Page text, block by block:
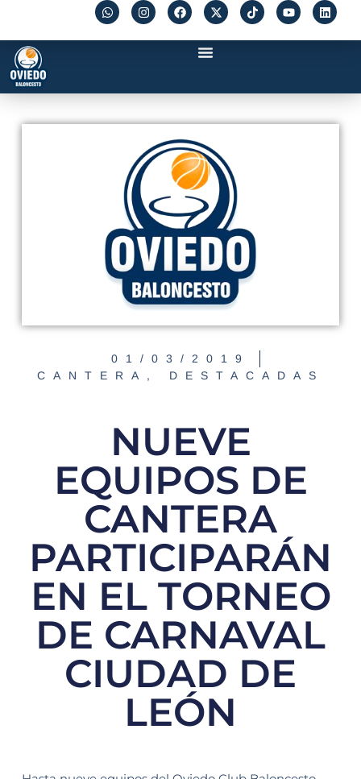
01/03/2019
CANTERA , DESTACADAS
NUEVE
EQUIPOS DE
CANTERA
PARTICIPARÁN
EN EL TORNEO
DE CARNAVAL
CIUDAD DE
LEÓN